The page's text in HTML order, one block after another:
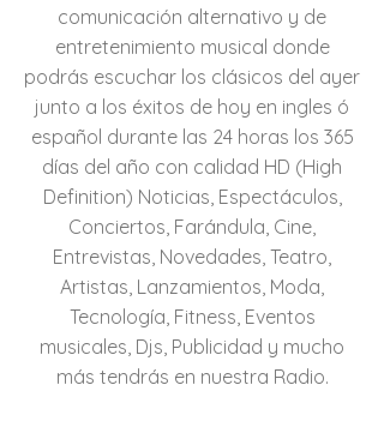
comunicación alternativo y de
entretenimiento musical donde
podrás escuchar los clásicos del ayer
junto a los éxitos de hoy en ingles ó
español durante las 24 horas los 365
días del año con calidad HD (High
Definition) Noticias, Espectáculos,
Conciertos, Farándula, Cine,
Entrevistas, Novedades, Teatro,
Artistas, Lanzamientos, Moda,
Tecnología, Fitness, Eventos
musicales, Djs, Publicidad y mucho
más tendrás en nuestra Radio.